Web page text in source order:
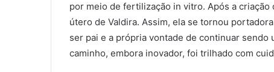
por meio de fertilização in vitro. Após a
útero de Valdira. Assim, ela se tornou
ser pai e a própria vontade de continuar sendo
caminho, embora inovador, foi trilhado com